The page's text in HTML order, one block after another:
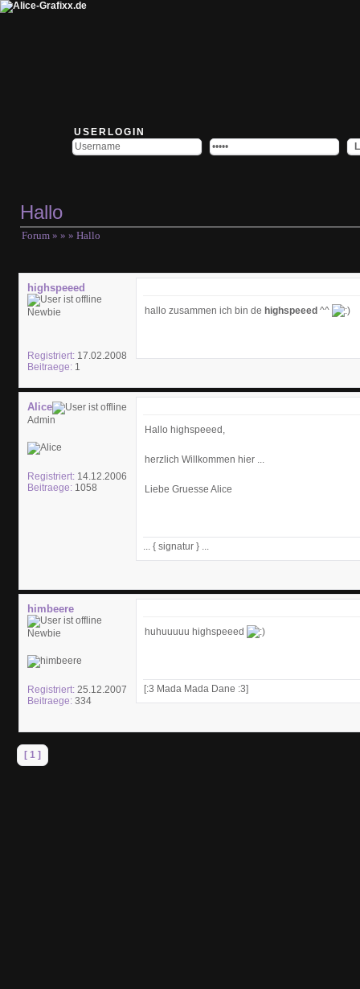
USERLOGIN
Hallo
Forum » » » Hallo
highspeeed
Newbie
Registriert: 17.02.2008
Beitraege: 1
hallo zusammen ich bin de highspeeed ^^
Alice
Admin
Registriert: 14.12.2006
Beitraege: 1058
Hallo highspeeed,
herzlich Willkommen hier ...
Liebe Gruesse Alice
... { signatur } ...
himbeere
Newbie
Registriert: 25.12.2007
Beitraege: 334
huhuuuuu highspeeed
[:3 Mada Mada Dane :3]
[ 1 ]